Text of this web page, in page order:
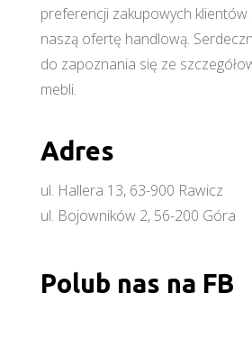
preferencji zakupowych klientów
naszą ofertę handlową.
do zapoznania się ze
mebli.
Adres
ul. Hallera 13, 63-900 Rawicz
ul. Bojowników 2, 56-200 Góra
Polub nas na FB